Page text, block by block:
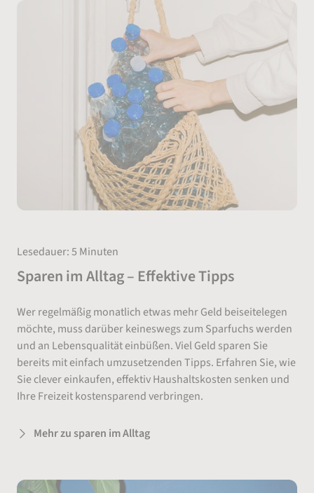
Lesedauer: 5 Minuten
Sparen im Alltag – Effektive Tipps
Wer regelmäßig monatlich etwas mehr Geld beiseitelegen
möchte, muss darüber keineswegs zum Sparfuchs werden
und an Lebensqualität einbüßen. Viel Geld sparen Sie
bereits mit einfach umzusetzenden Tipps. Erfahren Sie, wie
Sie clever einkaufen, effektiv Haushaltskosten senken und
Ihre Freizeit kostensparend verbringen.
Mehr zu sparen im Alltag